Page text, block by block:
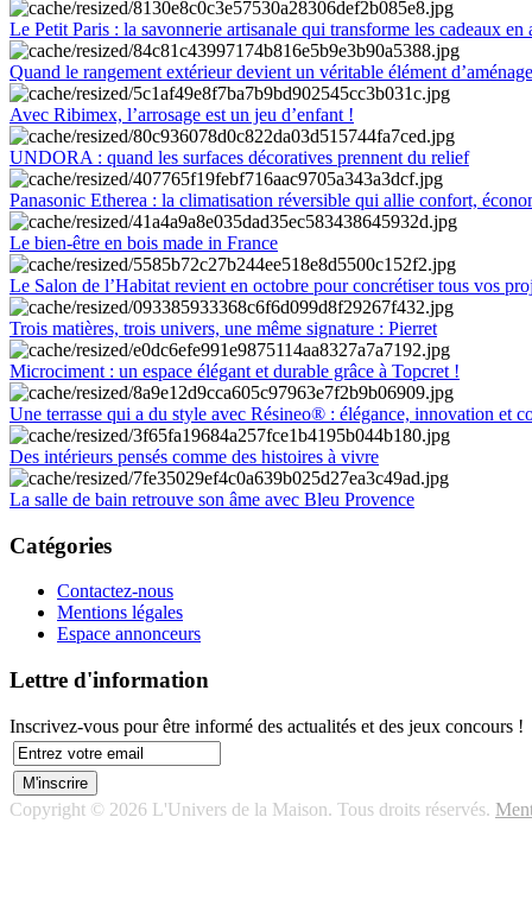
Le Petit Paris : la savonnerie artisanale qui transforme les cadeaux en
Quand le rangement extérieur devient un véritable élément
Avec Ribimex, l’arrosage est un jeu d’enfant !
UNDORA : quand les surfaces décoratives prennent du relief
Panasonic Etherea : la climatisation réversible qui allie confort,
Le bien-être en bois made in France
Le Salon de l’Habitat revient en octobre pour concrétiser tous vos
Trois matières, trois univers, une même signature : Pierret
Microciment : un espace élégant et durable grâce à Topcret !
Une terrasse qui a du style avec Résineo® : élégance, innovation et
Des intérieurs pensés comme des histoires à vivre
La salle de bain retrouve son âme avec Bleu Provence
Catégories
Contactez-nous
Mentions légales
Espace annonceurs
Lettre d'information
Inscrivez-vous pour être informé des actualités et des jeux concours !
Copyright © 2026 L'Univers de la Maison. Tous droits réservés.